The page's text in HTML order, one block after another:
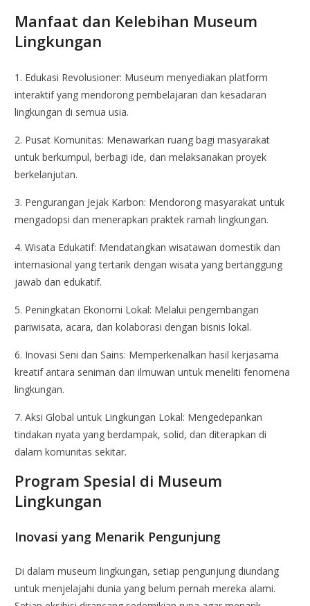
Manfaat dan Kelebihan Museum
Lingkungan
1. Edukasi Revolusioner: Museum menyediakan platform
interaktif yang mendorong pembelajaran dan kesadaran
lingkungan di semua usia.
2. Pusat Komunitas: Menawarkan ruang bagi masyarakat
untuk berkumpul, berbagi ide, dan melaksanakan proyek
berkelanjutan.
3. Pengurangan Jejak Karbon: Mendorong masyarakat untuk
mengadopsi dan menerapkan praktek ramah lingkungan.
4. Wisata Edukatif: Mendatangkan wisatawan domestik dan
internasional yang tertarik dengan wisata yang bertanggung
jawab dan edukatif.
5. Peningkatan Ekonomi Lokal: Melalui pengembangan
pariwisata, acara, dan kolaborasi dengan bisnis lokal.
6. Inovasi Seni dan Sains: Memperkenalkan hasil kerjasama
kreatif antara seniman dan ilmuwan untuk meneliti fenomena
lingkungan.
7. Aksi Global untuk Lingkungan Lokal: Mengedepankan
tindakan nyata yang berdampak, solid, dan diterapkan di
dalam komunitas sekitar.
Program Spesial di Museum
Lingkungan
Inovasi yang Menarik Pengunjung
Di dalam museum lingkungan, setiap pengunjung diundang
untuk menjelajahi dunia yang belum pernah mereka alami.